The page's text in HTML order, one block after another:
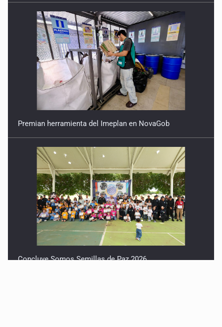
Premian herramienta del Imeplan en NovaGob
Concluye Somos Semillas de Paz 2026